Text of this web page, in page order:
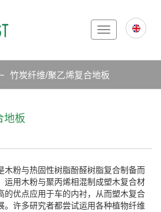
Toggle
navigation
竹炭纤维/聚乙烯复合地板
地板
木粉与热固性树脂酚醛树脂复合制备而
运用木粉与聚丙烯相混制成塑木复合材
的优点应用于车的内衬，从而塑木复合
。许多研究者都尝试运用各种植物纤维